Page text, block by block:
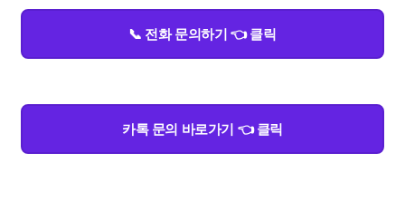
📞 전화 문의하기 👈 클릭
카톡 문의 바로가기 👈 클릭